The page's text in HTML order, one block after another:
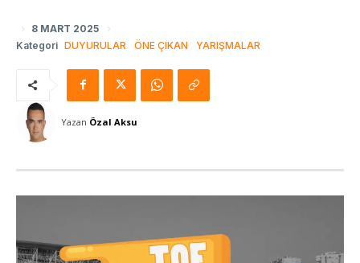
8 MART 2025
Kategori DUYURULAR ÖNE ÇIKAN YARIŞMALAR
Yazan Özal Aksu